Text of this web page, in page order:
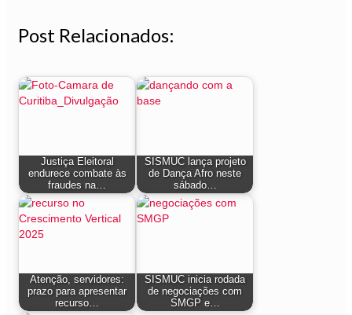
Post Relacionados:
Justiça Eleitoral
endurece combate às
fraudes na…
SISMUC lança projeto
de Dança Afro neste
sábado…
Atenção, servidores:
prazo para apresentar
recurso…
SISMUC inicia rodada
de negociações com
SMGP e…